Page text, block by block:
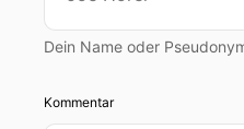
Dein Name oder
Kommentar